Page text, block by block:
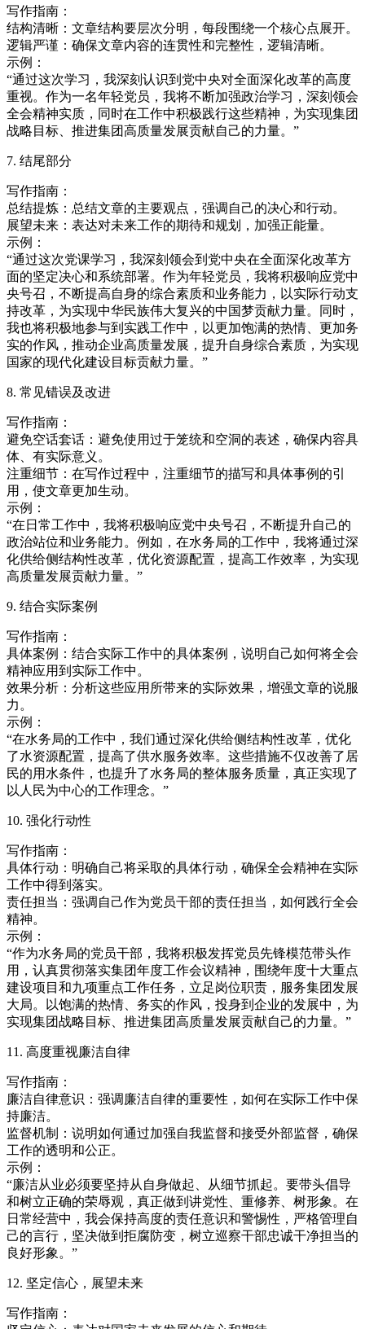
写作指南：
结构清晰：文章结构要层次分明，每段围绕一个核心点展开。
逻辑严谨：确保文章内容的连贯性和完整性，逻辑清晰。
示例：
“通过这次学习，我深刻认识到党中央对全面深化改革的高度
重视。作为一名年轻党员，我将不断加强政治学习，深刻领会
全会精神实质，同时在工作中积极践行这些精神，为实现集团
战略目标、推进集团高质量发展贡献自己的力量。”
7. 结尾部分
写作指南：
总结提炼：总结文章的主要观点，强调自己的决心和行动。
展望未来：表达对未来工作的期待和规划，加强正能量。
示例：
“通过这次党课学习，我深刻领会到党中央在全面深化改革方
面的坚定决心和系统部署。作为年轻党员，我将积极响应党中
央号召，不断提高自身的综合素质和业务能力，以实际行动支
持改革，为实现中华民族伟大复兴的中国梦贡献力量。同时，
我也将积极地参与到实践工作中，以更加饱满的热情、更加务
实的作风，推动企业高质量发展，提升自身综合素质，为实现
国家的现代化建设目标贡献力量。”
8. 常见错误及改进
写作指南：
避免空话套话：避免使用过于笼统和空洞的表述，确保内容具
体、有实际意义。
注重细节：在写作过程中，注重细节的描写和具体事例的引
用，使文章更加生动。
示例：
“在日常工作中，我将积极响应党中央号召，不断提升自己的
政治站位和业务能力。例如，在水务局的工作中，我将通过深
化供给侧结构性改革，优化资源配置，提高工作效率，为实现
高质量发展贡献力量。”
9. 结合实际案例
写作指南：
具体案例：结合实际工作中的具体案例，说明自己如何将全会
精神应用到实际工作中。
效果分析：分析这些应用所带来的实际效果，增强文章的说服
力。
示例：
“在水务局的工作中，我们通过深化供给侧结构性改革，优化
了水资源配置，提高了供水服务效率。这些措施不仅改善了居
民的用水条件，也提升了水务局的整体服务质量，真正实现了
以人民为中心的工作理念。”
10. 强化行动性
写作指南：
具体行动：明确自己将采取的具体行动，确保全会精神在实际
工作中得到落实。
责任担当：强调自己作为党员干部的责任担当，如何践行全会
精神。
示例：
“作为水务局的党员干部，我将积极发挥党员先锋模范带头作
用，认真贯彻落实集团年度工作会议精神，围绕年度十大重点
建设项目和九项重点工作任务，立足岗位职责，服务集团发展
大局。以饱满的热情、务实的作风，投身到企业的发展中，为
实现集团战略目标、推进集团高质量发展贡献自己的力量。”
11. 高度重视廉洁自律
写作指南：
廉洁自律意识：强调廉洁自律的重要性，如何在实际工作中保
持廉洁。
监督机制：说明如何通过加强自我监督和接受外部监督，确保
工作的透明和公正。
示例：
“廉洁从业必须要坚持从自身做起、从细节抓起。要带头倡导
和树立正确的荣辱观，真正做到讲党性、重修养、树形象。在
日常经营中，我会保持高度的责任意识和警惕性，严格管理自
己的言行，坚决做到拒腐防变，树立巡察干部忠诚干净担当的
良好形象。”
12. 坚定信心，展望未来
写作指南：